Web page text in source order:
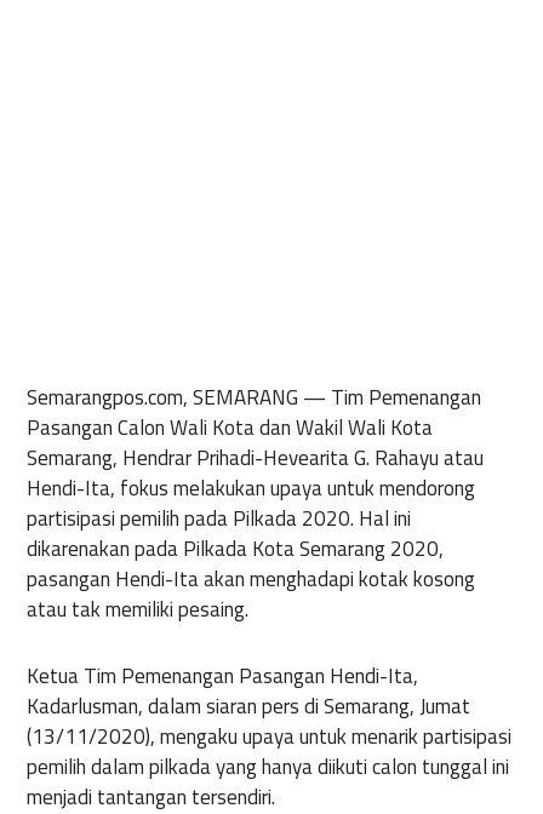
Semarangpos.com, SEMARANG — Tim Pemenangan
Pasangan Calon Wali Kota dan Wakil Wali Kota
Semarang, Hendrar Prihadi-Hevearita G. Rahayu atau
Hendi-Ita, fokus melakukan upaya untuk mendorong
partisipasi pemilih pada Pilkada 2020. Hal ini
dikarenakan pada Pilkada Kota Semarang 2020,
pasangan Hendi-Ita akan menghadapi kotak kosong
atau tak memiliki pesaing.
Ketua Tim Pemenangan Pasangan Hendi-Ita,
Kadarlusman, dalam siaran pers di Semarang, Jumat
(13/11/2020), mengaku upaya untuk menarik partisipasi
pemilih dalam pilkada yang hanya diikuti calon tunggal ini
menjadi tantangan tersendiri.